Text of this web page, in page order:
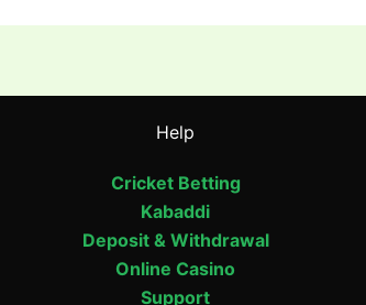
Help
Cricket Betting
Kabaddi
Deposit & Withdrawal
Online Casino
Support